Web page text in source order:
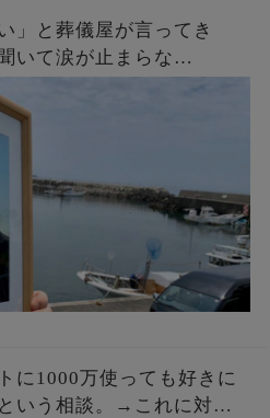
」と葬儀屋が言ってき
いて涙が止まらな
に1000万使っても好きに
いう相談。→これに対す